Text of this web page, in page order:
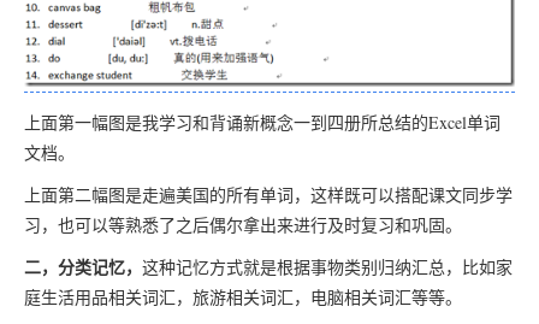
上面第一幅图是我学习和背诵新概念一到四册所总结的Excel单词
文档。
上面第二幅图是走遍美国的所有单词，这样既可以搭配课文同步学
习，也可以等熟悉了之后偶尔拿出来进行及时复习和巩固。
二，分类记忆， 这种记忆方式就是根据事物类别归纳汇总，比如家
庭生活用品相关词汇，旅游相关词汇，电脑相关词汇等等。